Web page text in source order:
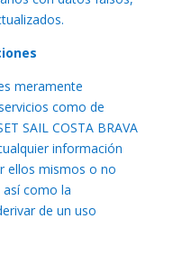
meramente
como de
SAIL COSTA BRAVA
información
ellos mismos o no
como la
de un uso